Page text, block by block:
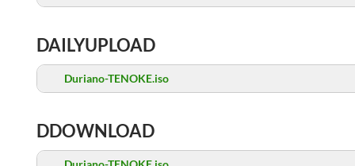
DAILYUPLOAD
Duriano-TENOKE.iso
DDOWNLOAD